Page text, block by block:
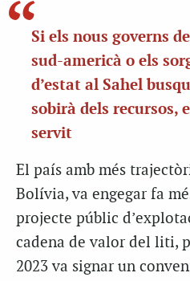
Si els nous governs
sud-americà o els
d’estat al Sahel
sobirà dels recursos,
servit
El país amb més
Bolívia, va engegar fa
projecte públic
cadena de valor del liti,
2023 va signar un